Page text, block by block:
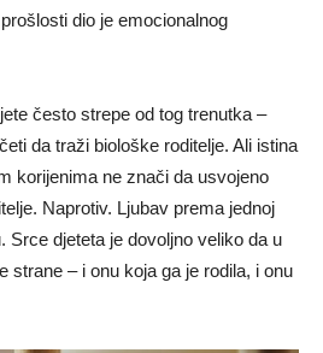
dio je emocionalnog
često strepe od tog trenutka –
da traži biološke roditelje. Ali istina
korijenima ne znači da usvojeno
Naprotiv. Ljubav prema jednoj
Srce djeteta je dovoljno veliko da u
strane – i onu koja ga je rodila, i onu